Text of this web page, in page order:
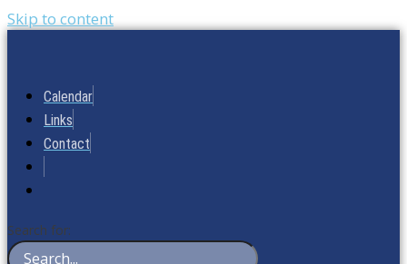
Skip to content
Calendar
Links
Contact
Search for: